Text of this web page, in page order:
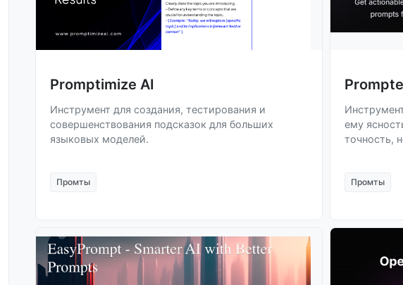
Promptimize AI
Инструмент для создания, тестирования и
совершенствования подсказок для больших
языковых моделей.
Промты
ему
точность,
Промты